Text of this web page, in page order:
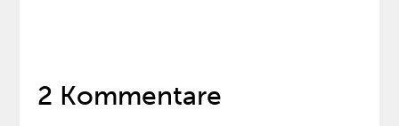
2 Kommentare